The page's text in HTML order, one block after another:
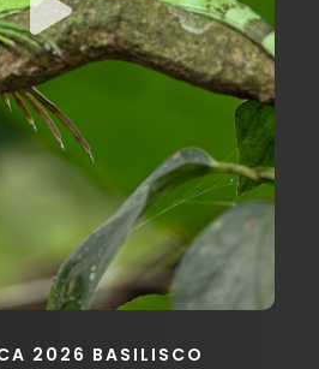
2026 BASILISCO